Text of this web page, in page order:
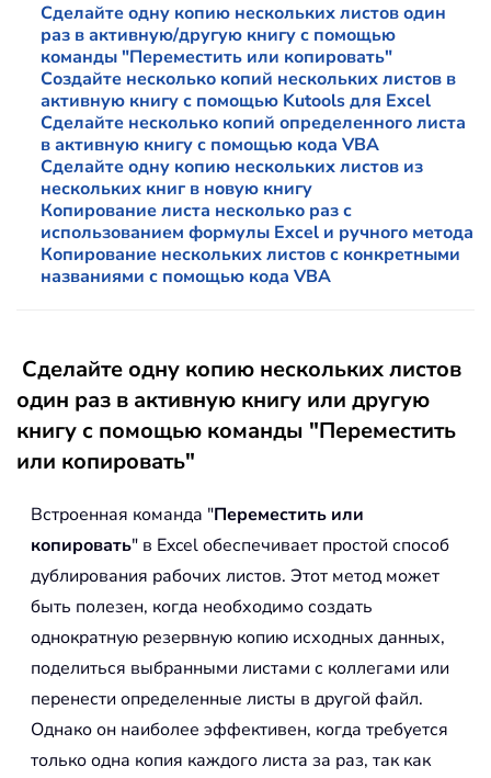
Сделайте одну копию нескольких листов один
раз в активную/другую книгу с помощью
команды "Переместить или копировать"
Создайте несколько копий нескольких листов в
активную книгу с помощью Kutools для Excel
Сделайте несколько копий определенного листа
в активную книгу с помощью кода VBA
Сделайте одну копию нескольких листов из
нескольких книг в новую книгу
Копирование листа несколько раз с
использованием формулы Excel и ручного метода
Копирование нескольких листов с конкретными
названиями с помощью кода VBA
Сделайте одну копию нескольких листов
один раз в активную книгу или другую
книгу с помощью команды "Переместить
или копировать"
Встроенная команда "Переместить или
копировать" в Excel обеспечивает простой способ
дублирования рабочих листов. Этот метод может
быть полезен, когда необходимо создать
однократную резервную копию исходных данных,
поделиться выбранными листами с коллегами или
перенести определенные листы в другой файл.
Однако он наиболее эффективен, когда требуется
только одна копия каждого листа за раз, так как